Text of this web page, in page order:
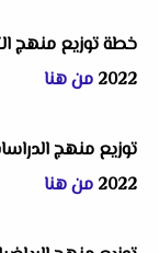
خطة توزيع منهج
2022 من هنا
توزيع منهج
2022 من هنا